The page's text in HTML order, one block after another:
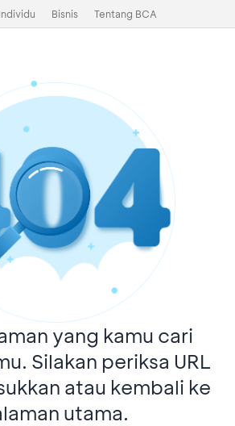
Individu Bisnis Tentang BCA
yang kamu cari
Silakan periksa URL
atau kembali ke
utama.